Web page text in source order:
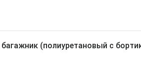
(полиуретановый с